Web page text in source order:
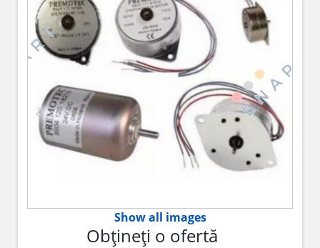
Show all images
Obțineți o ofertă